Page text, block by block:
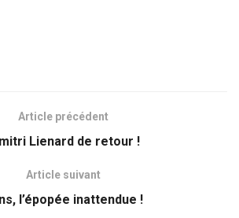
Article précédent
Lienard de retour !
Article suivant
l’épopée inattendue !